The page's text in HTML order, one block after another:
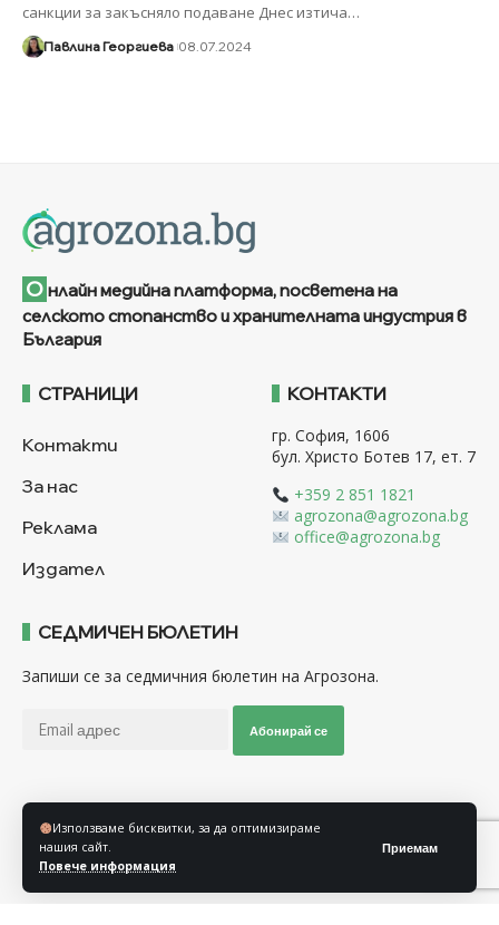
Използваме бисквитки, за да оптимизираме
нашия сайт.
Повече информация
Приемам
санкции за закъсняло подаване Днес изтича…
Павлина Георгиева 08.07.2024
О нлайн медийна платформа, посветена на
селското стопанство и хранителната индустрия в
България
СТРАНИЦИ
Контакти
За нас
Реклама
Издател
КОНТАКТИ
гр. София, 1606
бул. Христо Ботев 17, ет. 7
+359 2 851 1821
agrozona@agrozona.bg
office@agrozona.bg
СЕДМИЧЕН БЮЛЕТИН
Запиши се за седмичния бюлетин на Агрозона.
Абонирай се
Последвайте ни